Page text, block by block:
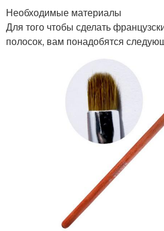
Необходимые материалы
Для того чтобы сделать
полосок, вам понадобятся